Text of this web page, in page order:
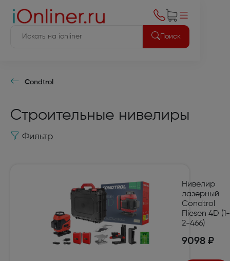
Поиск
Condtrol
Строительные нивелиры
Фильтр
Нивелир
лазерный
Condtrol
Fliesen 4D (1-
2-466)
9098 ₽